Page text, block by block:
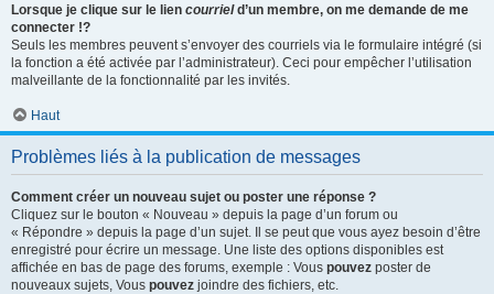
Lorsque je clique sur le lien courrield’un membre, on me demande de me
connecter !?
Seuls les membres peuvent s’envoyer des courriels via le formulaire intégré (si
la fonction a été activée par l’administrateur). Ceci pour empêcher l’utilisation
malveillante de la fonctionnalité par les invités.
Haut
Problèmes liés à la publication de messages
Comment créer un nouveau sujet ou poster une réponse ?
Cliquez sur le bouton « Nouveau » depuis la page d’un forum ou
« Répondre » depuis la page d’un sujet. Il se peut que vous ayez besoin d’être
enregistré pour écrire un message. Une liste des options disponibles est
affichée en bas de page des forums, exemple : Vous pouvez poster de
nouveaux sujets, Vous pouvez joindre des fichiers, etc.